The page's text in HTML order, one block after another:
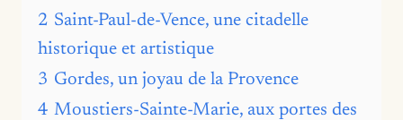
2 Saint-Paul-de-Vence, une citadelle
historique et artistique
3 Gordes, un joyau de la Provence
4 Moustiers-Sainte-Marie, aux portes des